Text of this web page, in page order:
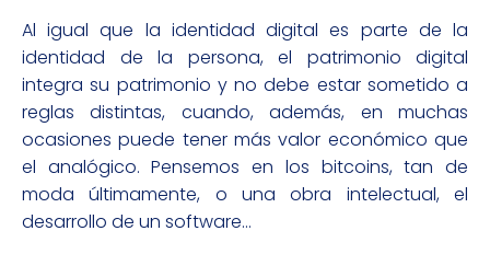
Al igual que la identidad digital es parte de la
identidad de la persona, el patrimonio digital
integra su patrimonio y no debe estar sometido a
reglas distintas, cuando, además, en muchas
ocasiones puede tener más valor económico que
el analógico. Pensemos en los bitcoins, tan de
moda últimamente, o una obra intelectual, el
desarrollo de un software…